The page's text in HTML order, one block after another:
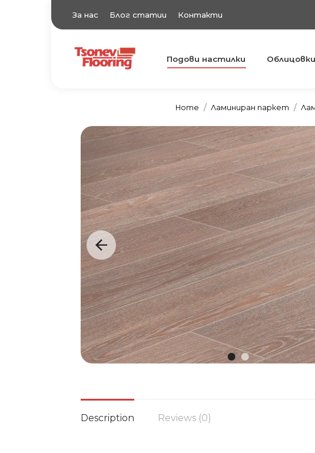
За нас Блог статии Контакти
TsonevFlooring
Подови настилки Подови настилки
Home Ламиниран паркет
Description Reviews (0)